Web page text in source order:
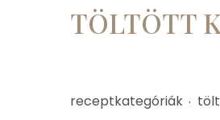
TÖLTÖTT
receptkategóriák